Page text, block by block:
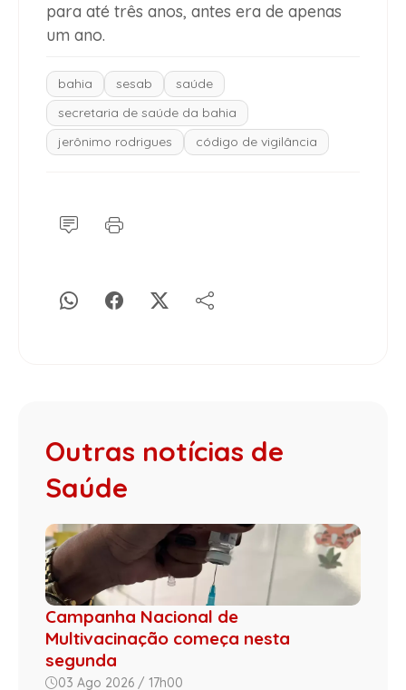
para até três anos, antes era de apenas
um ano.
bahia sesab
saúde
secretaria de saúde da bahia
jerônimo rodrigues
código de vigilância
Outras notícias de
Saúde
Campanha Nacional de
Multivacinação começa nesta
segunda
03 Ago 2026 / 17h00